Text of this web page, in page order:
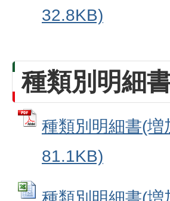
32.8KB)
種類別明細
種類別明細書(
81.1KB)